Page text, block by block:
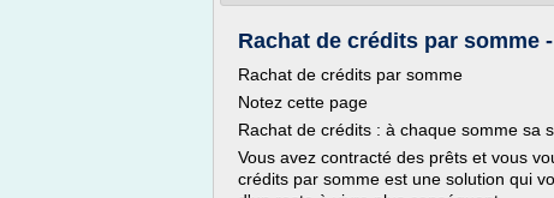
Rachat de crédits par somme
Rachat de crédits par somme
Notez cette page
Rachat de crédits : à chaque somme sa
Vous avez contracté des prêts et vous
crédits par somme est une solution qui